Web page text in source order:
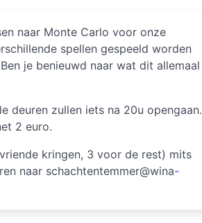
naar Monte Carlo voor onze
spellen gespeeld worden
je benieuwd naar wat dit allemaal
deuren zullen iets na 20u opengaan.
2 euro.
kringen, 3 voor de rest) mits
naar schachtentemmer@wina-